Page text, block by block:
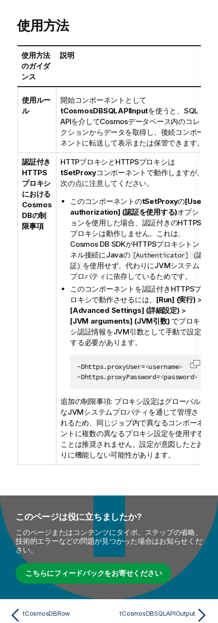
使用方法
使用方法
のガイダ
ンス
説明
使用ルー
ル
開始コンポーネントとして
tCosmosDBSQLAPIInputを使うと、SQL
APIを介してCosmosデータベース内のコレ
クションからデータを取得し、後続コンポー
ネントに転送して表示または保管できます。
認証付き
HTTPS
プロキシ
における
Cosmos
DBの制
限事項
HTTPプロキシとHTTPSプロキシは
tSetProxyコンポーネントで動作しますが、
次の点に注意してください。
このコンポーネントのtSetProxyの[Use
authorization] (認証を使用する)オプシ
ョンを使用した場合、認証付きのHTTPS
プロキシは動作しません。これは、
Cosmos DB SDKがHTTPSプロキシトン
ネル接続にJavaの [Authenticator] (認
証) を使用せず、代わりにJVMシステム
プロパティに依存しているためです。
このコンポーネントを認証付きHTTPSプ
ロキシで動作させるには、 [Run] (実行)>
[Advanced Settings] (詳細設定)>
[JVM arguments] (JVM引数)でプロキ
シ認証情報をJVM引数として手動で設定
する必要があります。
-Dhttps.proxyUser=<username>
-Dhttps.proxyPassword=<password>
コー
追加の制限事項: プロキシ設定はグローバル
なJVMシステムプロパティを通じて管理さ
れるため、同じジョブ内で異なるコンポーネ
ントに複数の異なるプロキシ設定を使用する
ことは推奨されません。設定が意図したとお
りに機能しない可能性があります。
このページは役に立ちましたか?
このページまたはコンテンツにタイポ、ステップの省略、
技術的エラーなどの問題が見つかった場合はお知らせくだ
さい。
こちらにフィードバックをお寄せください
tCosmosDBRow tCosmosDBSQLAPIOutput